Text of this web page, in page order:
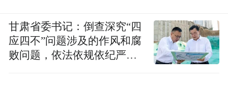
甘肃省委书记：倒查深究“四
应四不”问题涉及的作风和腐
败问题，依法依规依纪严肃